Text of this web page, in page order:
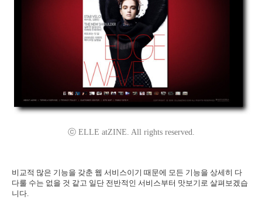
ⓒ ELLE atZINE. All rights reserved.
비교적 많은 기능을 갖춘 웹 서비스이기 때문에 모든 기능을 상세히 다
다룰 수는 없을 것 같고 일단 전반적인 서비스부터 맛보기로 살펴보겠습
니다.